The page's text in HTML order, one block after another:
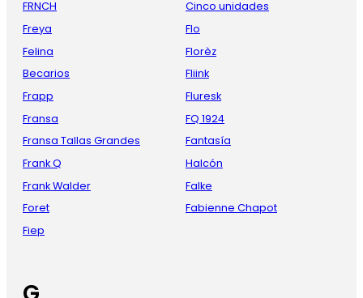
FRNCH
Freya
Felina
Becarios
Frapp
Fransa
Fransa Tallas Grandes
Frank Q
Frank Walder
Foret
Fiep
Cinco unidades
Flo
Florèz
Fliink
Fluresk
FQ 1924
Fantasía
Halcón
Falke
Fabienne Chapot